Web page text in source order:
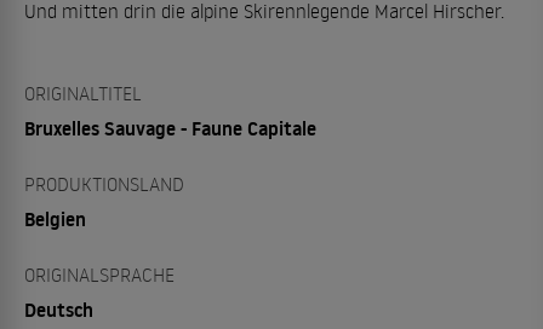
Und mitten drin die alpine Skirennlegende Marcel Hirscher.
ORIGINALTITEL
Bruxelles Sauvage - Faune Capitale
PRODUKTIONSLAND
Belgien
ORIGINALSPRACHE
Deutsch